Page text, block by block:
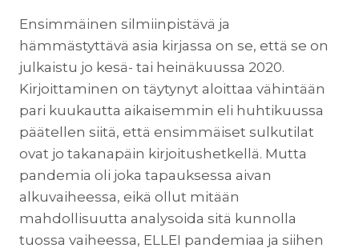
Ensimmäinen silmiinpistävä ja
hämmästyttävä asia kirjassa on se, että se on
julkaistu jo kesä- tai heinäkuussa 2020.
Kirjoittaminen on täytynyt aloittaa vähintään
pari kuukautta aikaisemmin eli huhtikuussa
päätellen siitä, että ensimmäiset sulkutilat
ovat jo takanapäin kirjoitushetkellä. Mutta
pandemia oli joka tapauksessa aivan
alkuvaiheessa, eikä ollut mitään
mahdollisuutta analysoida sitä kunnolla
tuossa vaiheessa, ELLEI pandemiaa ja siihen